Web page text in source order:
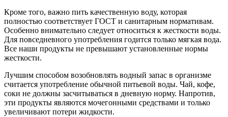
Кроме того, важно пить качественную воду, которая
полностью соответствует ГОСТ и санитарным нормативам.
Особенно внимательно следует относиться к жесткости воды.
Для повседневного употребления годится только мягкая вода.
Все наши продукты не превышают установленные нормы
жесткости.
Лучшим способом возобновлять водный запас в организме
считается употребление обычной питьевой воды. Чай, кофе,
соки не должны засчитываться в дневную норму. Напротив,
эти продукты являются мочегонными средствами и только
увеличивают потери жидкости.